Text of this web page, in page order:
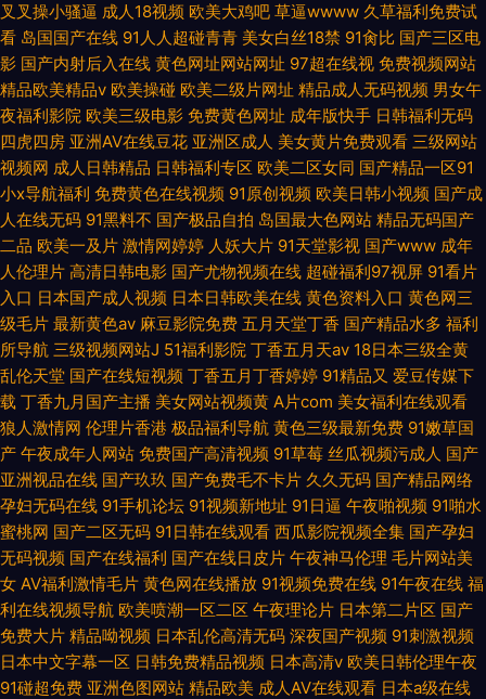
叉叉操小骚逼 成人18视频 欧美大鸡吧 草逼wwww 久草福利免费试
看 岛国国产在线 91人人超碰青青 美女白丝18禁 91肏比 国产三区电
影 国产内射后入在线 黄色网址网站网址 97超在线视 免费视频网站
精品欧美精品v 欧美操碰 欧美二级片网址 精品成人无码视频 男女午
夜福利影院 欧美三级电影 免费黄色网址 成年版快手 日韩福利无码
四虎四房 亚洲AV在线豆花 亚洲区成人 美女黄片免费观看 三级网站
视频网 成人日韩精品 日韩福利专区 欧美二区女同 国产精品一区91
小x导航福利 免费黄色在线视频 91原创视频 欧美日韩小视频 国产成
人在线无码 91黑料不 国产极品自拍 岛国最大色网站 精品无码国产
二品 欧美一及片 激情网婷婷 人妖大片 91天堂影视 国产www 成年
人伦理片 高清日韩电影 国产尤物视频在线 超碰福利97视屏 91看片
入口 日本国产成人视频 日本日韩欧美在线 黄色资料入口 黄色网三
级毛片 最新黄色av 麻豆影院免费 五月天堂丁香 国产精品水多 福利
所导航 三级视频网站J 51福利影院 丁香五月天av 18日本三级全黄
乱伦天堂 国产在线短视频 丁香五月丁香婷婷 91精品又 爱豆传媒下
载 丁香九月国产主播 美女网站视频黄 A片com 美女福利在线观看
狼人激情网 伦理片香港 极品福利导航 黄色三级最新免费 91嫩草国
产 午夜成年人网站 免费国产高清视频 91草莓 丝瓜视频污成人 国产
亚洲视品在线 国产玖玖 国产免费毛不卡片 久久无码 国产精品网络
孕妇无码在线 91手机论坛 91视频新地址 91日逼 午夜啪视频 91啪水
蜜桃网 国产二区无码 91日韩在线观看 西瓜影院视频全集 国产孕妇
无码视频 国产在线福利 国产在线日皮片 午夜神马伦理 毛片网站美
女 AV福利激情毛片 黄色网在线播放 91视频免费在线 91午夜在线 福
利在线视频导航 欧美喷潮一区二区 午夜理论片 日本第二片区 国产
免费大片 精品呦视频 日本乱伦高清无码 深夜国产视频 91刺激视频
日本中文字幕一区 日韩免费精品视频 日本高清v 欧美日韩伦理午夜
91碰超免费 亚洲色图网站 精品欧美 成人AV在线观看 日本a级在线